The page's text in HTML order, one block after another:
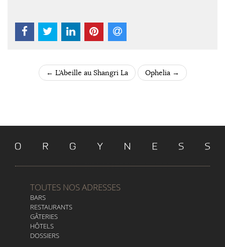
POST NAVIGATION
← L’Abeille au Shangri La Ophelia →
TOUTES NOS ADRESSES
BARS
RESTAURANTS
GÂTERIES
HÔTELS
DOSSIERS